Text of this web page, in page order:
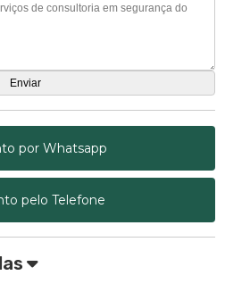
por Whatsapp
pelo Telefone